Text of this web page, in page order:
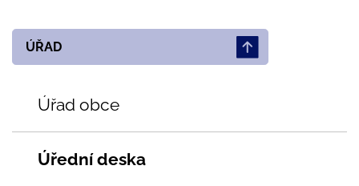
ÚŘAD
Úřad obce
Úřední deska